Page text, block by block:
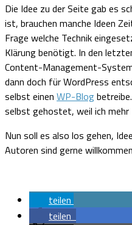
Die Idee zu der Seite gab es
ist, brauchen manche Ideen
Frage welche Technik
Klärung benötigt. In den
Content-Management-
dann doch für WordPress
selbst einen WP-Blog
selbst gehostet, weil ich
Nun soll es also los gehen,
Autoren sind gerne
teilen
teilen